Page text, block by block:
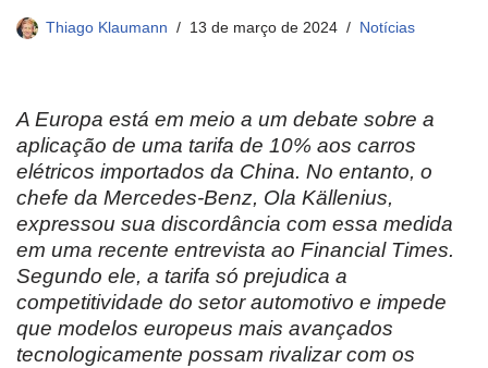
Thiago Klaumann 13 de março de 2024 Notícias
A Europa está em meio a um debate sobre a
aplicação de uma tarifa de 10% aos carros
elétricos importados da China. No entanto, o
chefe da Mercedes-Benz, Ola Källenius,
expressou sua discordância com essa medida
em uma recente entrevista ao Financial Times.
Segundo ele, a tarifa só prejudica a
competitividade do setor automotivo e impede
que modelos europeus mais avançados
tecnologicamente possam rivalizar com os